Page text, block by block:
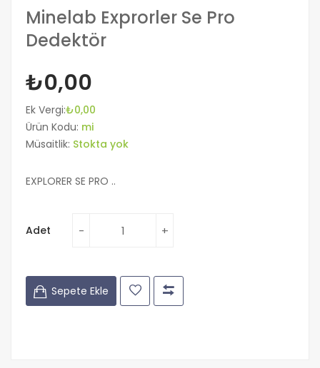
Minelab Exprorler Se Pro
Dedektör
₺0,00
Ek Vergi:₺0,00
Ürün Kodu: mi
Müsaitlik: Stokta yok
EXPLORER SE PRO ..
Adet
Sepete Ekle